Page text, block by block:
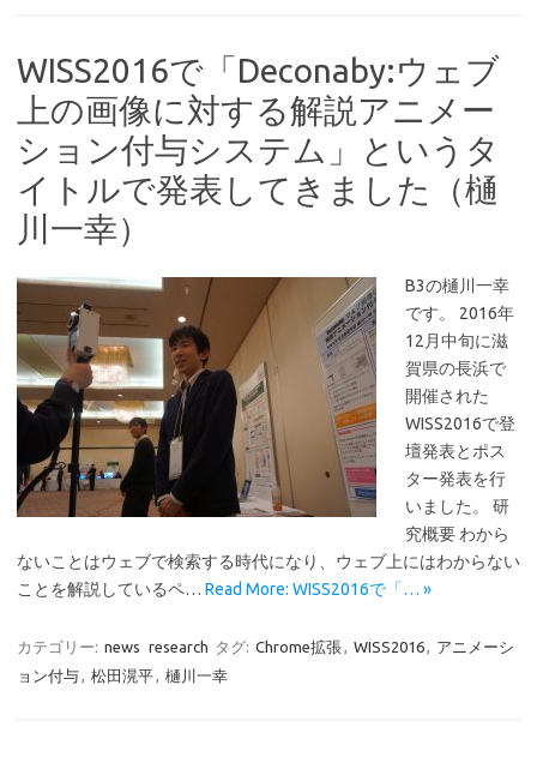
WISS2016で「Deconaby:ウェブ
上の画像に対する解説アニメー
ション付与システム」というタ
イトルで発表してきました（樋
川一幸）
B3の樋川一幸
です。 2016年
12月中旬に滋
賀県の長浜で
開催された
WISS2016で登
壇発表とポス
ター発表を行
いました。 研
究概要 わから
ないことはウェブで検索する時代になり、ウェブ上にはわからない
ことを解説しているペ… Read More: WISS2016で「… »
カテゴリー: news research タグ: Chrome拡張, WISS2016, アニメーシ
ョン付与, 松田滉平, 樋川一幸